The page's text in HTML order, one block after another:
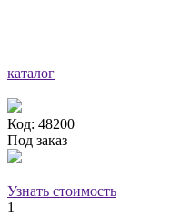
каталог
Код: 48200
Под заказ
Узнать стоимость
1